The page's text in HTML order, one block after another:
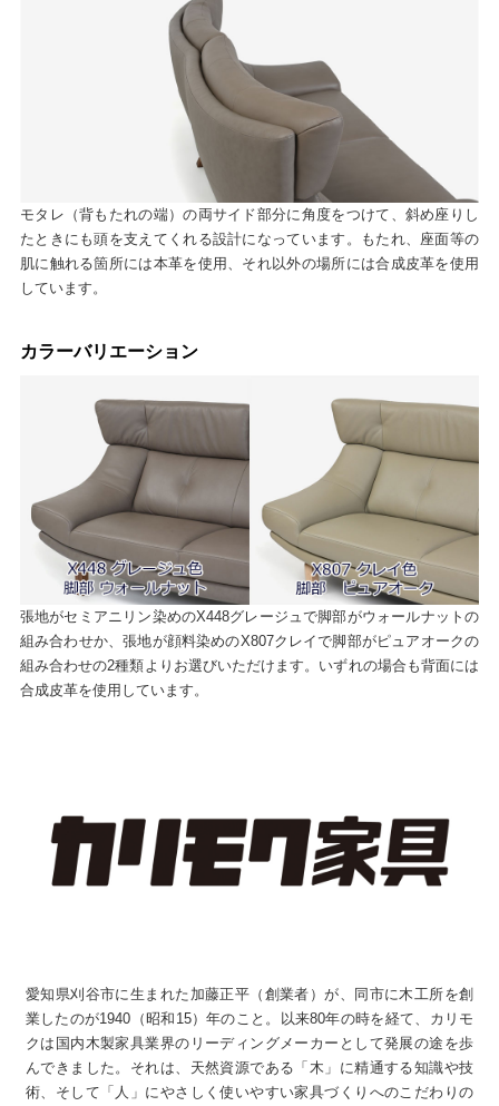
モタレ（背もたれの端）の両サイド部分に角度をつけて、斜め座りし
たときにも頭を支えてくれる設計になっています。もたれ、座面等の
肌に触れる箇所には本革を使用、それ以外の場所には合成皮革を使用
しています。
カラーバリエーション
張地がセミアニリン染めのX448グレージュで脚部がウォールナットの
組み合わせか、張地が顔料染めのX807クレイで脚部がピュアオークの
組み合わせの2種類よりお選びいただけます。いずれの場合も背面には
合成皮革を使用しています。
愛知県刈谷市に生まれた加藤正平（創業者）が、同市に木工所を創
業したのが1940（昭和15）年のこと。以来80年の時を経て、カリモ
クは国内木製家具業界のリーディングメーカーとして発展の途を歩
んできました。それは、天然資源である「木」に精通する知識や技
術、そして「人」にやさしく使いやすい家具づくりへのこだわりの